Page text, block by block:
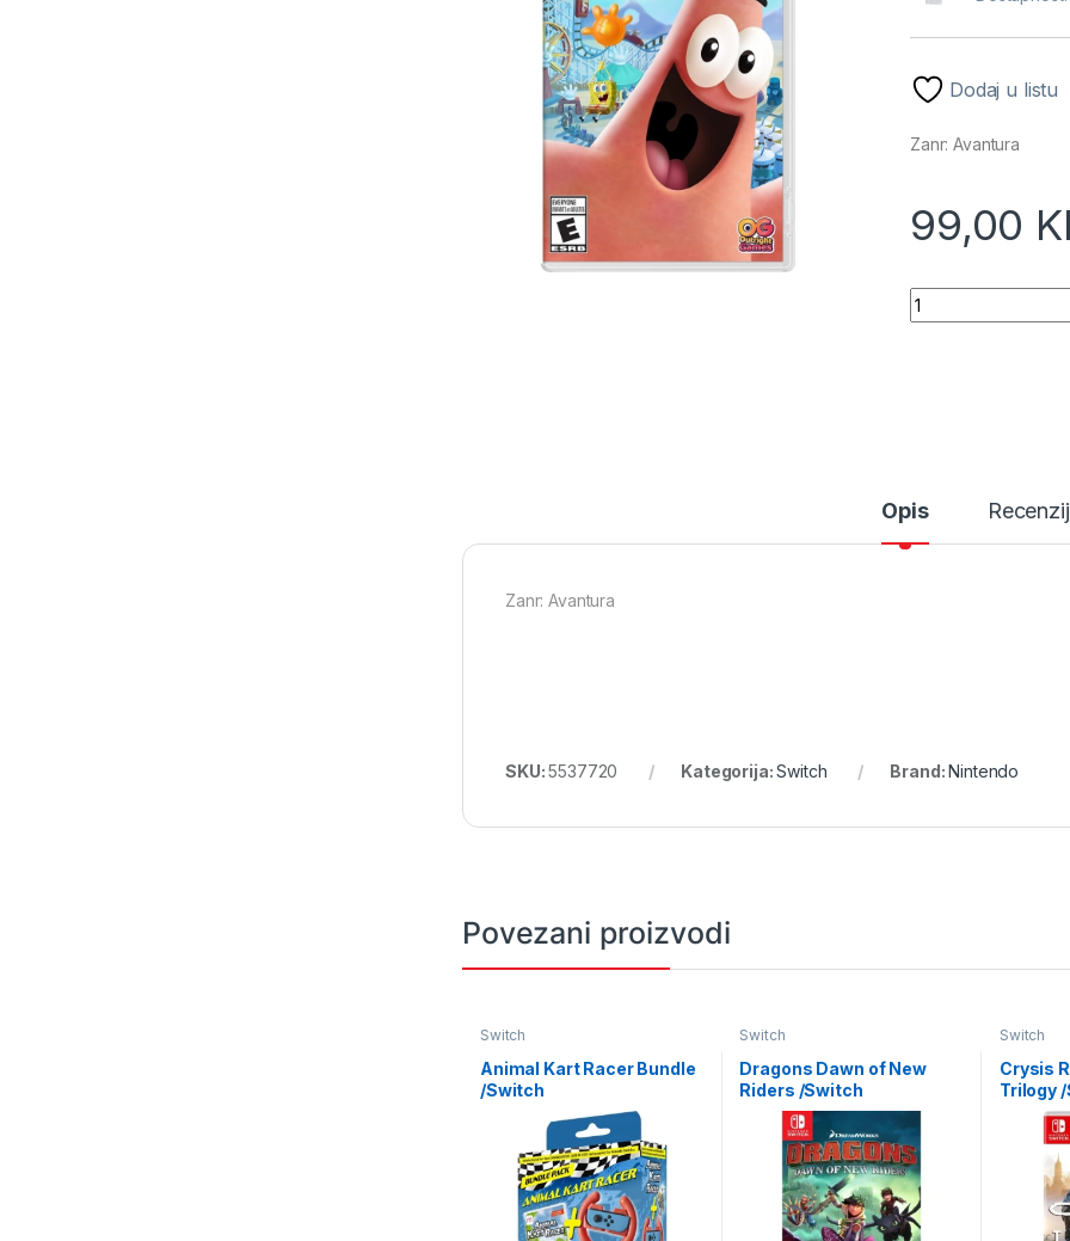
Dodaj u listu
Zanr: Avantura
99,00
Spongebob
Opis
Zanr: Avantura
SKU:5537720 Kategorija:Switch Brand:Nintendo
Povezani proizvodi
Switch
Animal Kart Racer Bundle
/Switch
Switch
Dragons Dawn of New
Riders /Switch
Switch
Crysis
Trilogy